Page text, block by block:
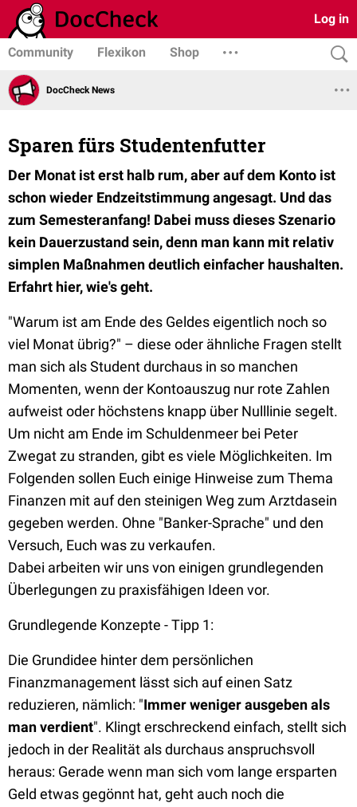
Log in
Community Flexikon Shop
DocCheck News
Sparen fürs Studentenfutter
Der Monat ist erst halb rum, aber auf dem Konto ist
schon wieder Endzeitstimmung angesagt. Und das
zum Semesteranfang! Dabei muss dieses Szenario
kein Dauerzustand sein, denn man kann mit relativ
simplen Maßnahmen deutlich einfacher haushalten.
Erfahrt hier, wie's geht.
"Warum ist am Ende des Geldes eigentlich noch so
viel Monat übrig?" – diese oder ähnliche Fragen stellt
man sich als Student durchaus in so manchen
Momenten, wenn der Kontoauszug nur rote Zahlen
aufweist oder höchstens knapp über Nulllinie segelt.
Um nicht am Ende im Schuldenmeer bei Peter
Zwegat zu stranden, gibt es viele Möglichkeiten. Im
Folgenden sollen Euch einige Hinweise zum Thema
Finanzen mit auf den steinigen Weg zum Arztdasein
gegeben werden. Ohne "Banker-Sprache" und den
Versuch, Euch was zu verkaufen.
Dabei arbeiten wir uns von einigen grundlegenden
Überlegungen zu praxisfähigen Ideen vor.
Grundlegende Konzepte - Tipp 1:
Die Grundidee hinter dem persönlichen
Finanzmanagement lässt sich auf einen Satz
reduzieren, nämlich: "Immer weniger ausgeben als
man verdient". Klingt erschreckend einfach, stellt sich
jedoch in der Realität als durchaus anspruchsvoll
heraus: Gerade wenn man sich vom lange ersparten
Geld etwas gegönnt hat, geht auch noch die